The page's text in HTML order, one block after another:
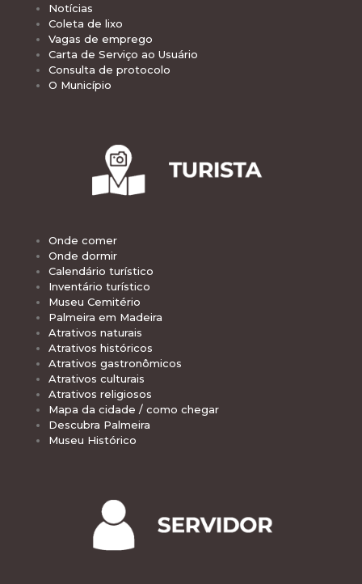
Notícias
Coleta de lixo
Vagas de emprego
Carta de Serviço ao Usuário
Consulta de protocolo
O Município
Onde comer
Onde dormir
Calendário turístico
Inventário turístico
Museu Cemitério
Palmeira em Madeira
Atrativos naturais
Atrativos históricos
Atrativos gastronômicos
Atrativos culturais
Atrativos religiosos
Mapa da cidade / como chegar
Descubra Palmeira
Museu Histórico